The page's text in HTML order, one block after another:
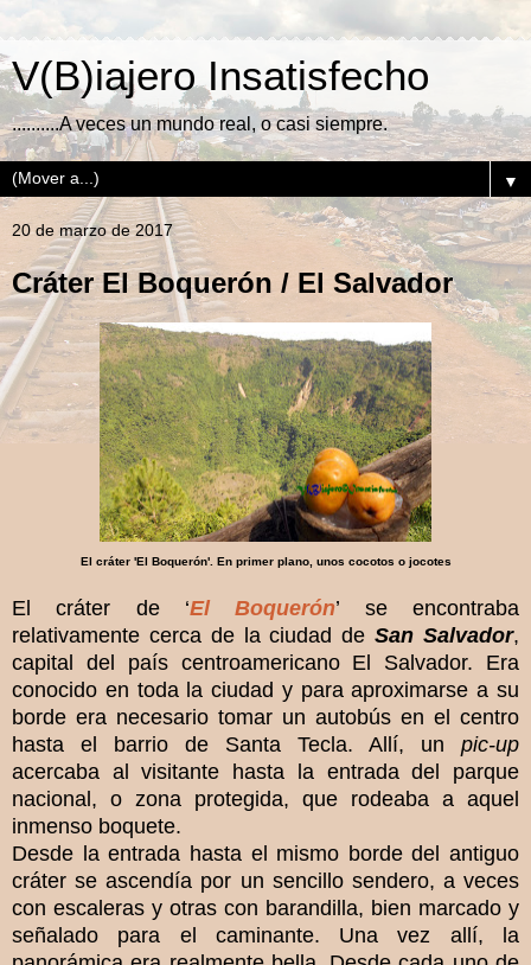
V(B)iajero Insatisfecho
..........A veces un mundo real, o casi siempre.
▼
20 de marzo de 2017
Cráter El Boquerón / El Salvador
El cráter 'El Boquerón'. En primer plano, unos cocotos o jocotes
El cráter de ‘El Boquerón’ se encontraba
relativamente cerca de la ciudad deSan Salvador,
capital del país centroamericano El Salvador. Era
conocido en toda la ciudad y para aproximarse a su
borde era necesario tomar un autobús en el centro
hasta el barrio de Santa Tecla. Allí, un pic-up
acercaba al visitante hasta la entrada del parque
nacional, o zona protegida, que rodeaba a aquel
inmenso boquete.
Desde la entrada hasta el mismo borde del antiguo
cráter se ascendía por un sencillo sendero, a veces
con escaleras y otras con barandilla, bien marcado y
señalado para el caminante. Una vez allí, la